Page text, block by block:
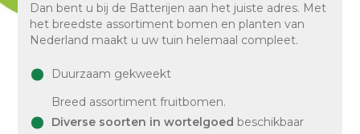
Dan bent u bij de Batterijen aan het juiste adres. Met
het breedste assortiment bomen en planten van
Nederland maakt u uw tuin helemaal compleet.
Duurzaam gekweekt
Breed assortiment fruitbomen.
Diverse soorten in wortelgoed beschikbaar